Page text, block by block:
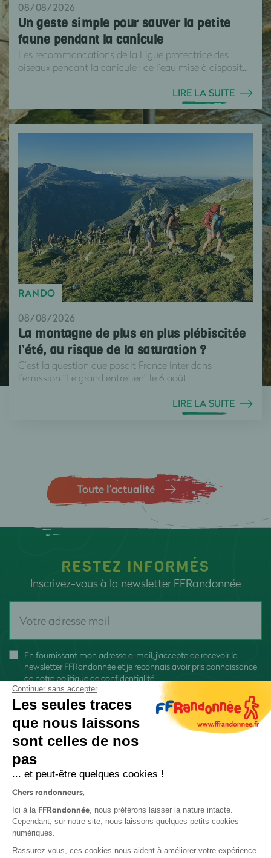
08/08/2026
Un geste simple pour sauver la petite
faune pendant la canicule
Les recommandations de la Ligue protectrice des
oiseaux pendant la canicule : de l’eau mise à disposit...
LIRE LA SUITE
RANDO
08/08/2026
La montagne de plus en plus plébiscitée
l’été, au risque de la saturation ?
C’est la question que posait France Inter dans
l’émission “Le grand entretien” le 6 août.
LIRE LA SUITE
Toute l’actualité
RESTEZ INFORMÉS
Inscrivez-vous à la newsletter FFRandonnée
En fournissant mon adresse e-mail, j'accepte de recevoir la
newsletter FFRandonnée et je reconnais avoir pris connaissance
de notre politique de confidentialité
Continuer sans accepter
Les seules traces
que nous laissons
sont celles de nos
pas
... et peut-être quelques cookies !
Chers randonneurs,
Ici à la FFRandonnée, nous préférons laisser la nature intacte.
Cependant, sur notre site, nous laissons quelques petits cookies
numériques.
Rassurez-vous, ces cookies nous aident à améliorer votre expérience